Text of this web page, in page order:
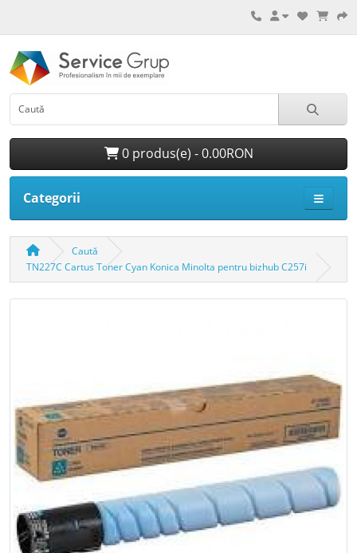
0 produs(e) - 0.00RON
Categorii
Caută
TN227C Cartus Toner Cyan Konica Minolta pentru bizhub C257i